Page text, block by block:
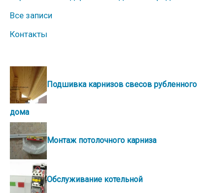
Все записи
Контакты
Подшивка карнизов свесов рубленного
дома
Монтаж потолочного карниза
Обслуживание котельной